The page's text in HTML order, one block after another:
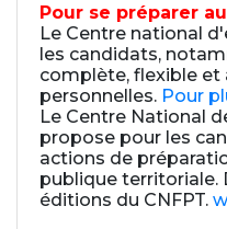
Pour se préparer
Le Centre national
les candidats,
complète, flexible
personnelles. Pour
Le Centre National
propose pour les
actions de
publique territoriale.
éditions du CNFPT.